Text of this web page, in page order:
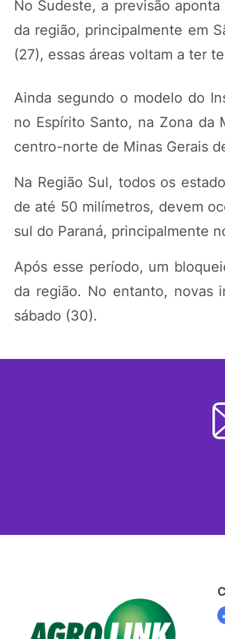
No Sudeste, a previsão
da região, principalmente em
(27), essas áreas voltam a ter
Ainda segundo o modelo do
no Espírito Santo, na Zona da
centro-norte de Minas Gerais
Na Região Sul, todos os
de até 50 milímetros, devem
sul do Paraná, principalmente
Após esse período, um
da região. No entanto, novas
sábado (30).